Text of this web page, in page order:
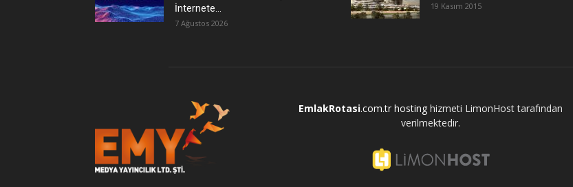
İnternete...
7 Ağustos 2026
19 Kasım 2015
EmlakRotasi.com.tr hostinghizmeti LimonHost tarafından
verilmektedir.